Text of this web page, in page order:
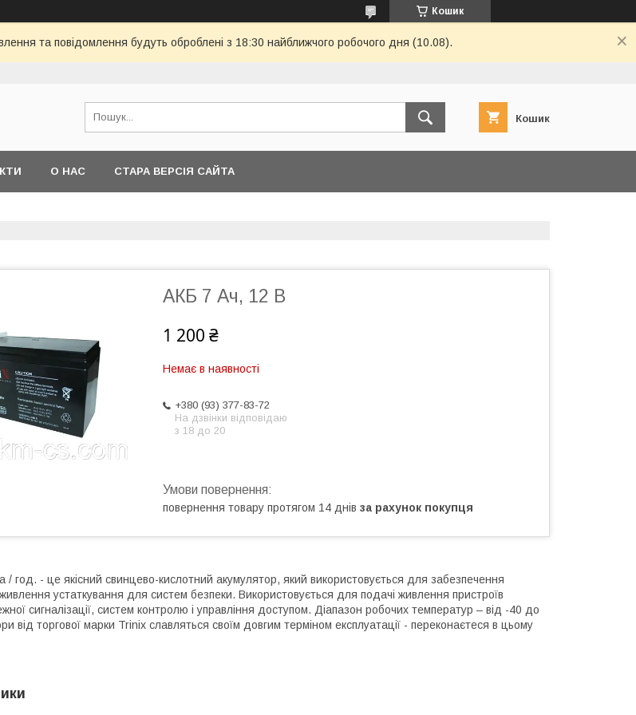
Кошик
та повідомлення будуть оброблені з 18:30 найближчого робочого дня (10.08).
Кошик
О НАС СТАРА ВЕРСІЯ САЙТА
АКБ 7 Ач, 12 В
1 200 ₴
Немає в наявності
+380 (93) 377-83-72
На дзвінки відповідаю
з 18 до 20
повернення товару протягом 14 днів за рахунок покупця
год. - це якісний свинцево-кислотний акумулятор, який використовується для забезпечення
устаткування для систем безпеки. Використовується для подачі живлення пристроїв
сигналізації, систем контролю і управління доступом. Діапазон робочих температур – від -40 до
від торгової марки Trinix славляться своїм довгим терміном експлуатації - переконаєтеся в цьому